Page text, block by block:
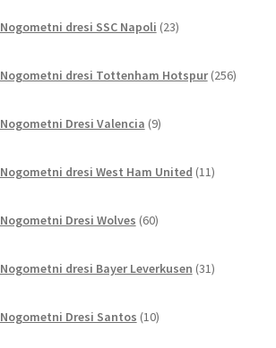
Nogometni dresi SSC Napoli 23izdelkov
Nogometni dresi Tottenham Hotspur 256
Nogometni Dresi Valencia 9izdelkov
Nogometni dresi West Ham United 11izdelkov
Nogometni Dresi Wolves 60izdelkov
Nogometni dresi Bayer Leverkusen 31izdelkov
Nogometni Dresi Santos 10izdelkov